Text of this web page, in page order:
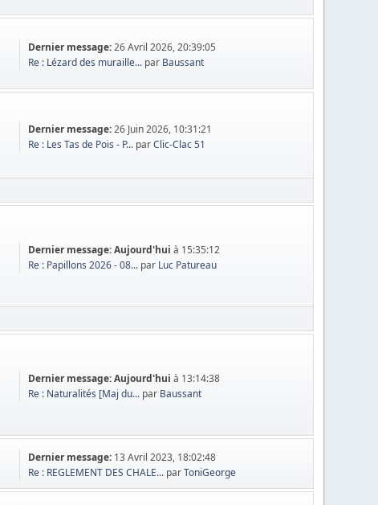
Dernier message:26 Avril 2026, 20:39:05
Re : Lézard des muraille... par Baussant
Dernier message:26 Juin 2026, 10:31:21
Re : Les Tas de Pois - P... parClic-Clac 51
Dernier message:Aujourd'hui à 15:35:12
Re : Papillons 2026 - 08... par Luc Patureau
Dernier message:Aujourd'hui à 13:14:38
Re : Naturalités [Maj du... par Baussant
Dernier message: 13 Avril 2023, 18:02:48
Re : REGLEMENT DES CHALE... parToniGeorge